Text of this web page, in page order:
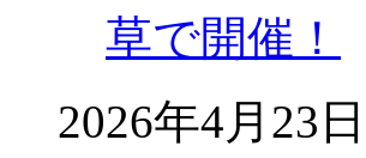
草で開催！
2026年4月23日